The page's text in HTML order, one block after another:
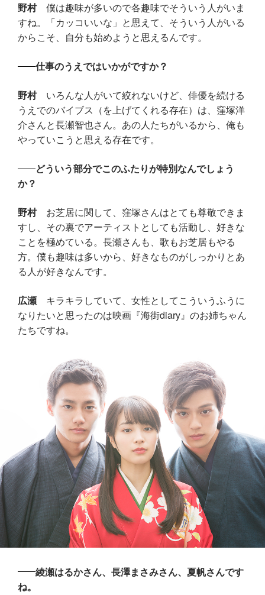
野村僕は趣味が多いので各趣味でそういう人がいま
すね。「カッコいいな」と思えて、そういう人がいる
からこそ、自分も始めようと思えるんです。
仕事のうえではいかがですか？
野村いろんな人がいて絞れないけど、俳優を続ける
うえでのバイブス（を上げてくれる存在）は、窪塚洋
介さんと長瀬智也さん。あの人たちがいるから、俺も
やっていこうと思える存在です。
どういう部分でこのふたりが特別なんでしょう
か？
野村お芝居に関して、窪塚さんはとても尊敬できま
すし、その裏でアーティストとしても活動し、好きな
ことを極めている。長瀬さんも、歌もお芝居もやる
方。僕も趣味は多いから、好きなものがしっかりとあ
る人が好きなんです。
広瀬 キラキラしていて、女性としてこういうふうに
なりたいと思ったのは映画『海街diary』のお姉ちゃん
たちですね。
綾瀬はるかさん、長澤まさみさん、夏帆さんです
ね。